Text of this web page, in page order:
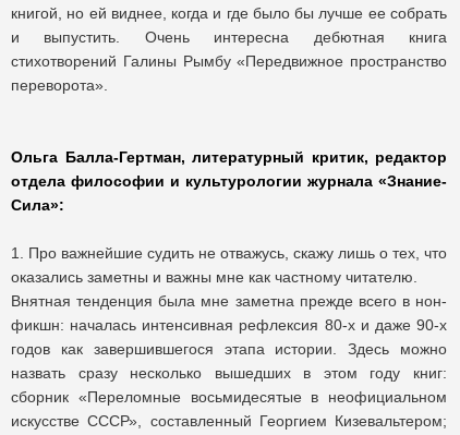
книгой, но ей виднее, когда и где было бы лучше ее собрать
и выпустить. Очень интересна дебютная книга
стихотворений Галины Рымбу «Передвижное пространство
переворота».
Ольга Балла-Гертман, литературный критик, редактор
отдела философии и культурологии журнала «Знание-
Сила»:
1. Про важнейшие судить не отважусь, скажу лишь о тех, что
оказались заметны и важны мне как частному читателю.
Внятная тенденция была мне заметна прежде всего в нон-
фикшн: началась интенсивная рефлексия 80-х и даже 90-х
годов как завершившегося этапа истории. Здесь можно
назвать сразу несколько вышедших в этом году книг:
сборник «Переломные восьмидесятые в неофициальном
искусстве СССР», составленный Георгием Кизевальтером;